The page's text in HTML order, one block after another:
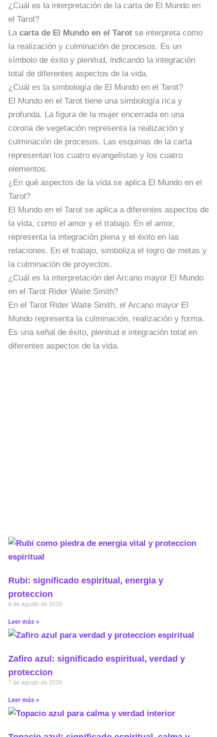
¿Cuál es la interpretación de la carta de El Mundo en
el Tarot?
La carta de El Mundo en el Tarot se interpreta como
la realización y culminación de procesos. Es un
símbolo de éxito y plenitud, indicando la integración
total de diferentes aspectos de la vida.
¿Cuál es la simbología de El Mundo en el Tarot?
El Mundo en el Tarot tiene una simbología rica y
profunda. La figura de la mujer encerrada en una
corona de vegetación representa la realización y
culminación de procesos. Las esquinas de la carta
representan los cuatro evangelistas y los cuatro
elementos.
¿En qué aspectos de la vida se aplica El Mundo en el
Tarot?
El Mundo en el Tarot se aplica a diferentes aspectos de
la vida, como el amor y el trabajo. En el amor,
representa la integración plena y el éxito en las
relaciones. En el trabajo, simboliza el logro de metas y
la culminación de proyectos.
¿Cuál es la interpretación del Arcano mayor El Mundo
en el Tarot Rider Waite Smith?
En el Tarot Rider Waite Smith, el Arcano mayor El
Mundo representa la culminación, realización y forma.
Es una señal de éxito, plenitud e integración total en
diferentes aspectos de la vida.
Rubi: significado espiritual, energia y
proteccion
8 de agosto de 2026
Leer más »
Zafiro azul: significado espiritual, verdad y
proteccion
7 de agosto de 2026
Leer más »